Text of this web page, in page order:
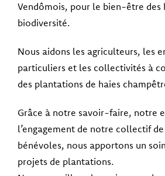
Vendômois, pour le bien-être des
biodiversité.
Nous aidons les agriculteurs, les
particuliers et les collectivités à
des plantations de haies
Grâce à notre savoir-faire, notre
l’engagement de notre collectif
bénévoles, nous apportons un
projets de plantations.